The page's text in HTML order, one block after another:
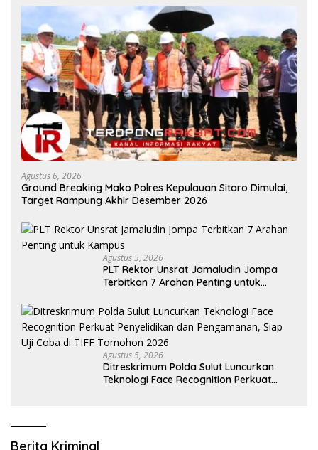
Agustus 6, 2026
Ground Breaking Mako Polres Kepulauan Sitaro Dimulai,
Target Rampung Akhir Desember 2026
Agustus 5, 2026
​PLT Rektor Unsrat Jamaludin Jompa
Terbitkan 7 Arahan Penting untuk
Agustus 5, 2026
Ditreskrimum Polda Sulut Luncurkan
Teknologi Face Recognition Perkuat
Berita Kriminal